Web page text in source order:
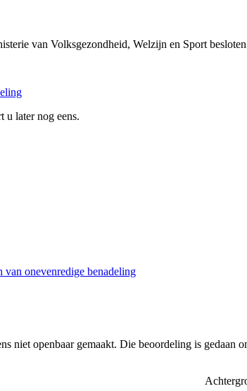
van Volksgezondheid, Welzijn en Sport
u later nog eens.
van onevenredige benadeling
niet openbaar gemaakt. Die beoordeling is